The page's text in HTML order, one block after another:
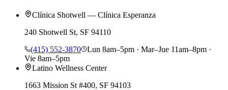
Clínica Shotwell — Clínica Esperanza
240 Shotwell St, SF 94110
(415) 552-3870
Lun 8am–5pm · Mar–Jue 11am–8pm ·
Vie 8am–5pm
Latino Wellness Center
1663 Mission St #400, SF 94103